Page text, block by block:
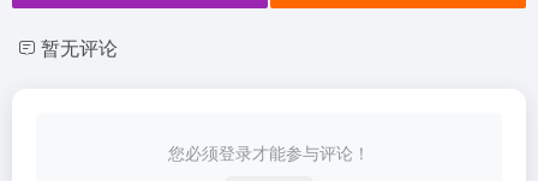
暂无评论
您必须登录才能参与评论！